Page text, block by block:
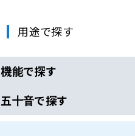
用途で探す
機能で探す
五十音で探す